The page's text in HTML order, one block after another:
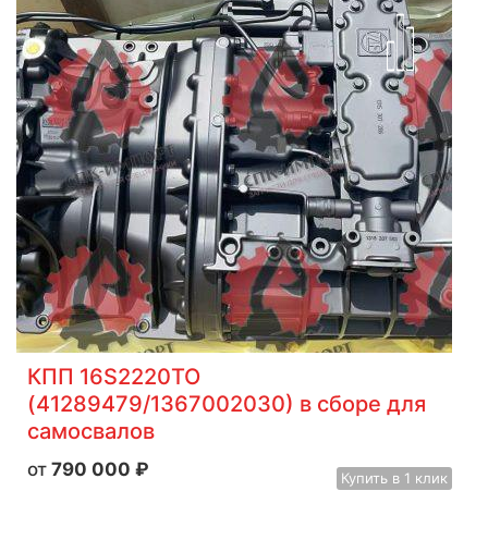
КПП 16S2220TO
(41289479/1367002030) в сборе для
самосвалов
790 000 ₽ Купить в 1 клик